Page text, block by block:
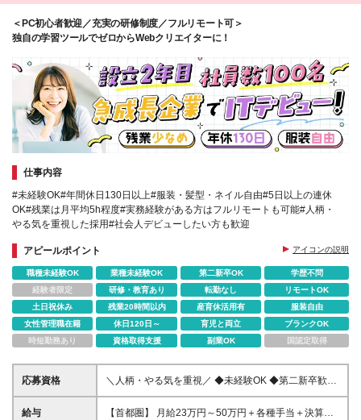
＜PC初心者歓迎／充実の研修制度／フルリモート可＞
独自の学習ツールでゼロからWebクリエイターに！
仕事内容
#未経験OK#年間休日130日以上#服装・髪型・ネイル自由#5日以上の連休
OK#残業は月平均5h程度#実務経験がある方はフルリモートも可能#人柄・
やる気を重視した採用#社会人デビューしたい方も歓迎
アピールポイント アイコンの説明
職種未経験OK 業種未経験OK 第二新卒OK
学歴不問
経験者限定
研修・教育あり 転勤なし
リモートOK
土日祝休み
残業20時間以内 産育休活用有
服装自由
女性管理職在籍
休日120日～ 育児と両立
ブランクOK
時短勤務あり
資格取得支援 副業OK 国認定取得
応募資格
＼人柄・やる気を重視／ ◆未経験OK ◆第二新卒歓迎
◆学歴不問 ※34歳まで（若年層の長期キャリア形成
を図るため） ※Web業界経験も問いません ★社会人
給与
【首都圏】 月給23万円～50万円＋各種手当＋決算賞